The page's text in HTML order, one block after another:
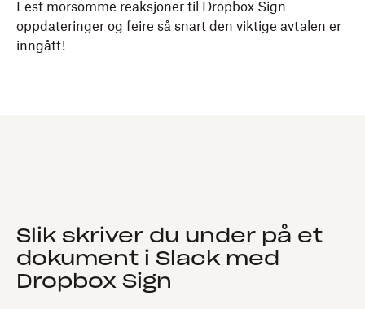
Fest morsomme reaksjoner til Dropbox Sign-
oppdateringer og feire så snart den viktige avtalen er
inngått!
Slik skriver du under på et
dokument i Slack med
Dropbox Sign